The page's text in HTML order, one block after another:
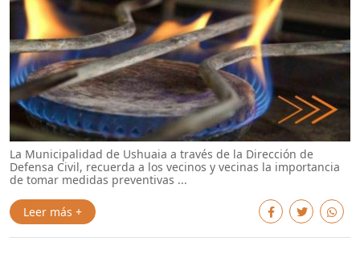
La Municipalidad de Ushuaia a través de la Dirección de
Defensa Civil, recuerda a los vecinos y vecinas la importancia
de tomar medidas preventivas ...
Leer más +